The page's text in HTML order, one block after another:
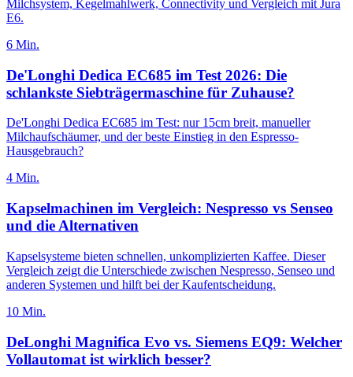
Milchsystem, Kegelmahlwerk, Connectivity und Vergleich mit Jura
E6.
6 Min.
De'Longhi Dedica EC685 im Test 2026: Die
schlankste Siebträgermaschine für Zuhause?
De'Longhi Dedica EC685 im Test: nur 15cm breit, manueller
Milchaufschäumer, und der beste Einstieg in den Espresso-
Hausgebrauch?
4 Min.
Kapselmachinen im Vergleich: Nespresso vs Senseo
und die Alternativen
Kapselsysteme bieten schnellen, unkomplizierten Kaffee. Dieser
Vergleich zeigt die Unterschiede zwischen Nespresso, Senseo und
anderen Systemen und hilft bei der Kaufentscheidung.
10 Min.
DeLonghi Magnifica Evo vs. Siemens EQ9: Welcher
Vollautomat ist wirklich besser?